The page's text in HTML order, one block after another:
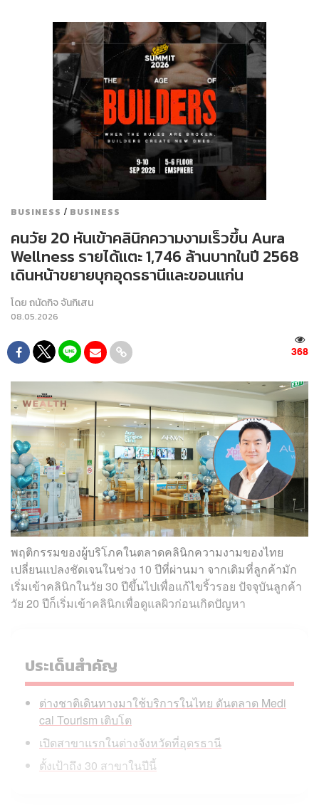
BUSINESS / BUSINESS
คนวัย 20 หันเข้าคลินิกความงามเร็วขึ้น Aura
Wellness รายได้แตะ 1,746 ล้านบาทในปี 2568
เดินหน้าขยายบุกอุดรธานีและขอนแก่น
โดยถนัดกิจ จันกิเสน
08.05.2026
368
พฤติกรรมของผู้บริโภคในตลาดคลินิกความงามของไทย
เปลี่ยนแปลงชัดเจนในช่วง 10 ปีที่ผ่านมา จากเดิมที่ลูกค้ามัก
เริ่มเข้าคลินิกในวัย 30 ปีขึ้นไปเพื่อแก้ไขริ้วรอย ปัจจุบันลูกค้า
วัย 20 ปีก็เริ่มเข้าคลินิกเพื่อดูแลผิวก่อนเกิดปัญหา
ประเด็นสำคัญ
ต่างชาติเดินทางมาใช้บริการในไทย ดันตลาด Medi
cal Tourism เติบโต
เปิดสาขาแรกในต่างจังหวัดที่อุดรธานี
ตั้งเป้าถึง 30 สาขาในปีนี้